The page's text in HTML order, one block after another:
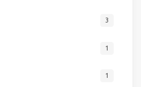
3
1
1